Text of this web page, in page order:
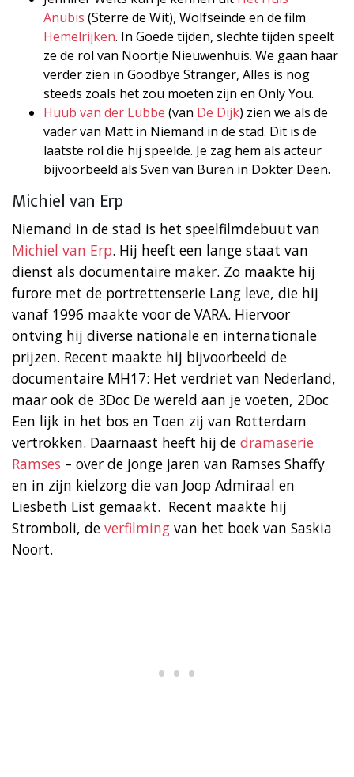
Anubis (Sterre de Wit), Wolfseinde en de film
Hemelrijken. In Goede tijden, slechte tijden speelt
ze de rol van Noortje Nieuwenhuis. We gaan haar
verder zien in Goodbye Stranger, Alles is nog
steeds zoals het zou moeten zijn en Only You.
Huub van der Lubbe (van De Dijk) zien we als de
vader van Matt in Niemand in de stad. Dit is de
laatste rol die hij speelde. Je zag hem als acteur
bijvoorbeeld als Sven van Buren in Dokter Deen.
Michiel van Erp
Niemand in de stad is het speelfilmdebuut van
Michiel van Erp. Hij heeft een lange staat van
dienst als documentaire maker. Zo maakte hij
furore met de portrettenserie Lang leve, die hij
vanaf 1996 maakte voor de VARA. Hiervoor
ontving hij diverse nationale en internationale
prijzen. Recent maakte hij bijvoorbeeld de
documentaire MH17: Het verdriet van Nederland,
maar ook de 3Doc De wereld aan je voeten, 2Doc
Een lijk in het bos en Toen zij van Rotterdam
vertrokken. Daarnaast heeft hij de dramaserie
Ramses – over de jonge jaren van Ramses Shaffy
en in zijn kielzorg die van Joop Admiraal en
Liesbeth List gemaakt. Recent maakte hij
Stromboli, de verfilming van het boek van Saskia
Noort.